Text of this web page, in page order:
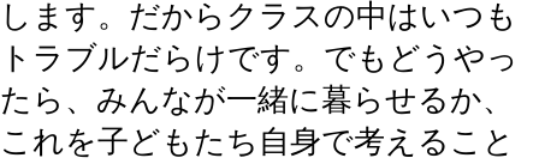
します。だからクラスの中はいつも
トラブルだらけです。でもどうやっ
たら、みんなが一緒に暮らせるか、
これを子どもたち自身で考えること